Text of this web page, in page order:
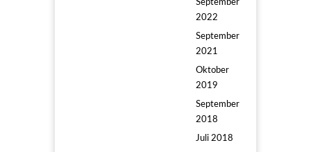
September
2022
September
2021
Oktober
2019
September
2018
Juli 2018